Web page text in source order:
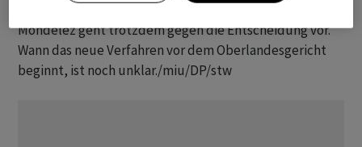
Mondelez geht trotzdem gegen die Entscheidung vor.
Wann das neue Verfahren vor dem Oberlandesgericht
beginnt, ist noch unklar./miu/DP/stw